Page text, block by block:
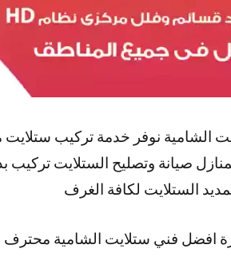
الشامية نوفر خدمة تركيب
صيانة وتصليح الستلايت تركيب
الستلايت لكافة الغرف
افضل فني ستلايت الشامية